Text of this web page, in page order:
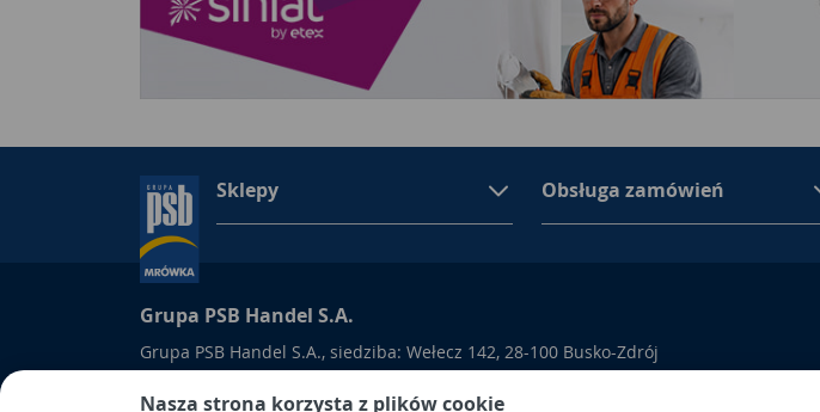
Nasza strona korzysta z plików cookie
Sklepy Obsługa zamówień
Grupa PSB Handel S.A.
Grupa PSB Handel S.A., siedziba: Wełecz 142, 28-100 Busko-Zdrój
wpisana do Rejestru Przedsiębiorców prowadzonego przez Sąd Rejonowy w
Kielcach